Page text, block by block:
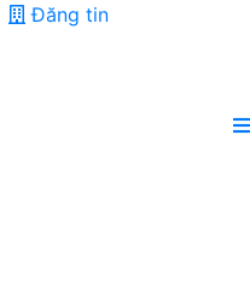
Đăng tin